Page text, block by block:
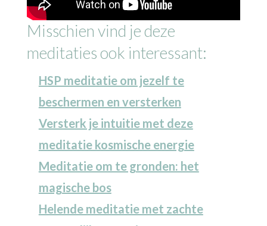
Misschien vind je deze
meditaties ook interessant:
HSP meditatie om jezelf te
beschermen en versterken
Versterk je intuitie met deze
meditatie kosmische energie
Meditatie om te gronden: het
magische bos
Helende meditatie met zachte